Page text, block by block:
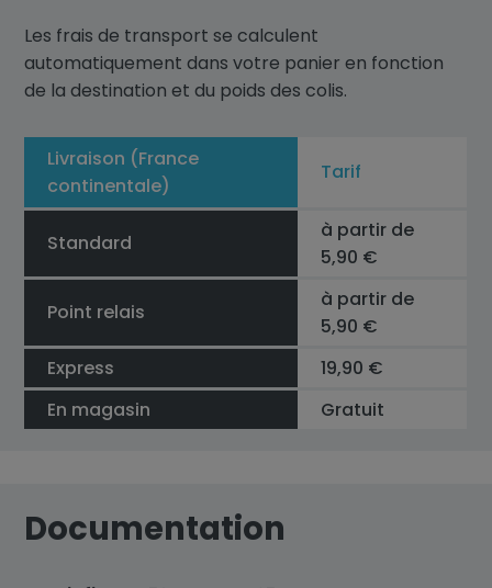
Les frais de transport se calculent
automatiquement dans votre panier en fonction
de la destination et du poids des colis.
Livraison (France
continentale)
Tarif
Standard
à partir de
5,90 €
Point relais
à partir de
5,90 €
Express
19,90 €
En magasin
Gratuit
Documentation